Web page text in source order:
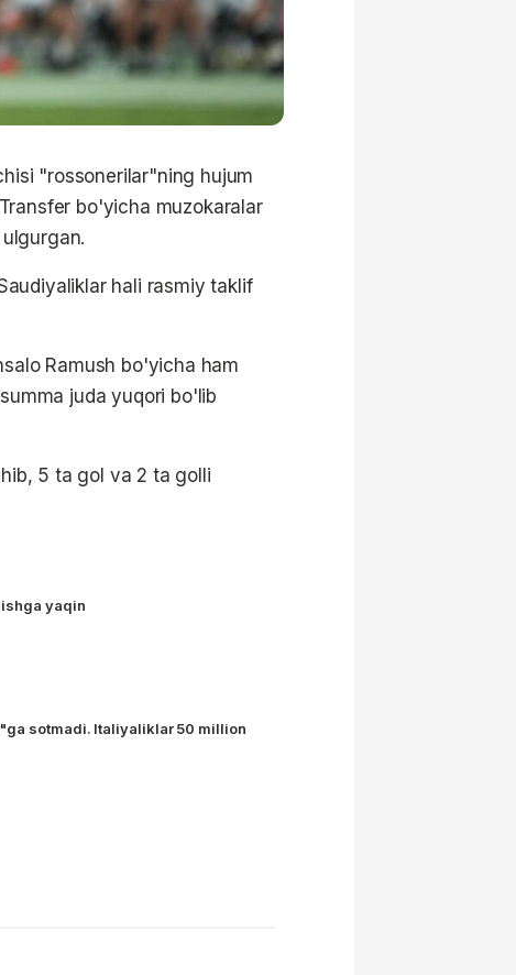
"rossonerilar"ning hujum
bo'yicha muzokaralar
hali rasmiy taklif
Ramush bo'yicha ham
juda yuqori bo'lib
5 ta gol va 2 ta golli
yaqin
sotmadi. Italiyaliklar 50 million